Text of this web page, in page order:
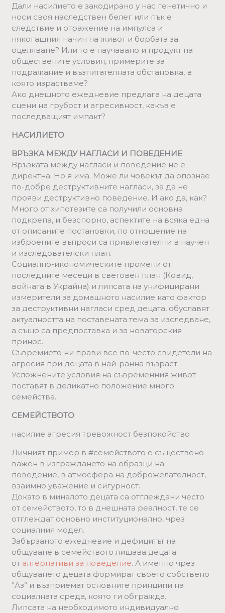
Дали насилието е закодирано у нас генетично и
носи своя наследствен белег или пък е
следствие и отражение на импулса и
някогашния начин на живот и борбата за
оцеляване? Или то е научавано и продукт на
обществените условия, примерите за
подражание и възпитателната обстановка, в
която израстваме?
Ако днешното ежедневие предлага на децата
сцени на грубост и агресивност, какъв е
последващият импакт?
НАСИЛИЕТО
ВРЪЗКА МЕЖДУ НАГЛАСИ И ПОВЕДЕНИЕ
Връзката между нагласи и поведение не е
директна. Но я има. Може ли човекът да опознае
по-добре деструктивните нагласи, за да не
прояви деструктивно поведение. И ако да, как?
Много от хипотезите са получили основна
подкрепа, и безспорно, аспектите на всяка една
от описаните постановки, по отношение на
изброените въпроси са привлекателни в научен
и изследователски план.
Социално-икономическите промени от
последните месеци в световен план (Ковид,
войната в Украйна) и липсата на унифицирани
измерители за домашното насилие като фактор
за деструктивни нагласи сред децата, обуславят
актуалността на поставената тема за изследване,
а също са предпоставка и за новаторския
принос.
Съвремието ни прави все по-често свидетели на
агресия при децата в най-ранна възраст.
Усложнените условия на съвременния живот
поставят в деликатно положение много
семейства.
СЕМЕЙСТВОТО
насилие агресия тревожност безпокойство
Личният пример в #семейството е съществено
важен в изграждането на образци на
поведение, в атмосфера на доброжелателност,
взаимно уважение и сигурност.
Докато в миналото децата са отглеждани често
от семейството, то в днешната реалност, те се
отглеждат основно институционално, чрез
социалния модел.
Забързаното ежедневие и дефицитът на
общуване в семейството лишава децата
от алтернативи за поведение. А именно чрез
общуването децата формират своето собствено
”Аз” и възприемат основните принципи на
социалната среда, която ги обгражда.
Липсата на необходимото индивидуално